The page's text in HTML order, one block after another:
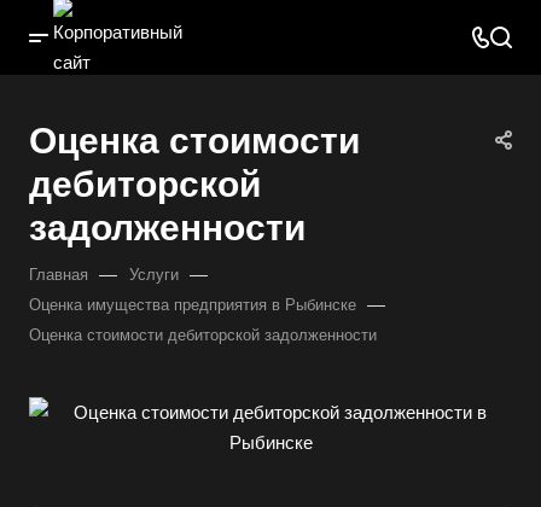
Оценка стоимости
дебиторской
задолженности
Главная — Услуги —
Оценка имущества предприятия в Рыбинске —
Оценка стоимости дебиторской задолженности